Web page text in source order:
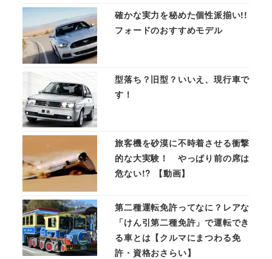
確かな実力を秘めた個性派揃い!!
フォードのおすすめモデル
型落ち？旧型？いいえ、現行車で
す！
旅客機を砂漠に不時着させる衝撃
的な大実験！ やっぱり前の席は
危ない!? 【動画】
第二種運転免許ってなに？レアな
「けん引第二種免許」で運転でき
る車とは【クルマにまつわる免
許・資格おさらい】